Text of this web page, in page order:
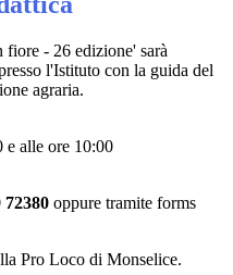
- 26 edizione' sarà
l'Istituto con la guida del
agraria.
e alle ore 10:00
72380 oppure tramite forms
Pro Loco di Monselice.